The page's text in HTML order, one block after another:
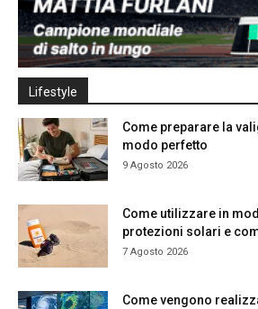
Lifestyle
Come preparare la
modo perfetto
9 Agosto 2026
Come utilizzare in
protezioni solari e
7 Agosto 2026
Come vengono